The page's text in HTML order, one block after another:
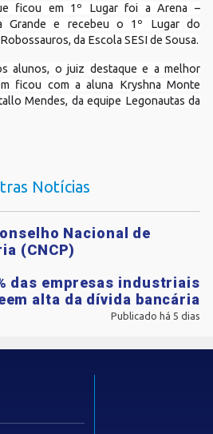
ficou em 1º Lugar foi a Arena –
Grande e recebeu o 1º Lugar do
da Escola SESI de Sousa.
alunos, o juiz destaque e a melhor
ficou com a aluna Kryshna Monte
Mendes, da equipe Legonautas da
Notícias
Nacional de
(CNCP)
das empresas industriais
alta da dívida bancária
Publicado há 5 dias